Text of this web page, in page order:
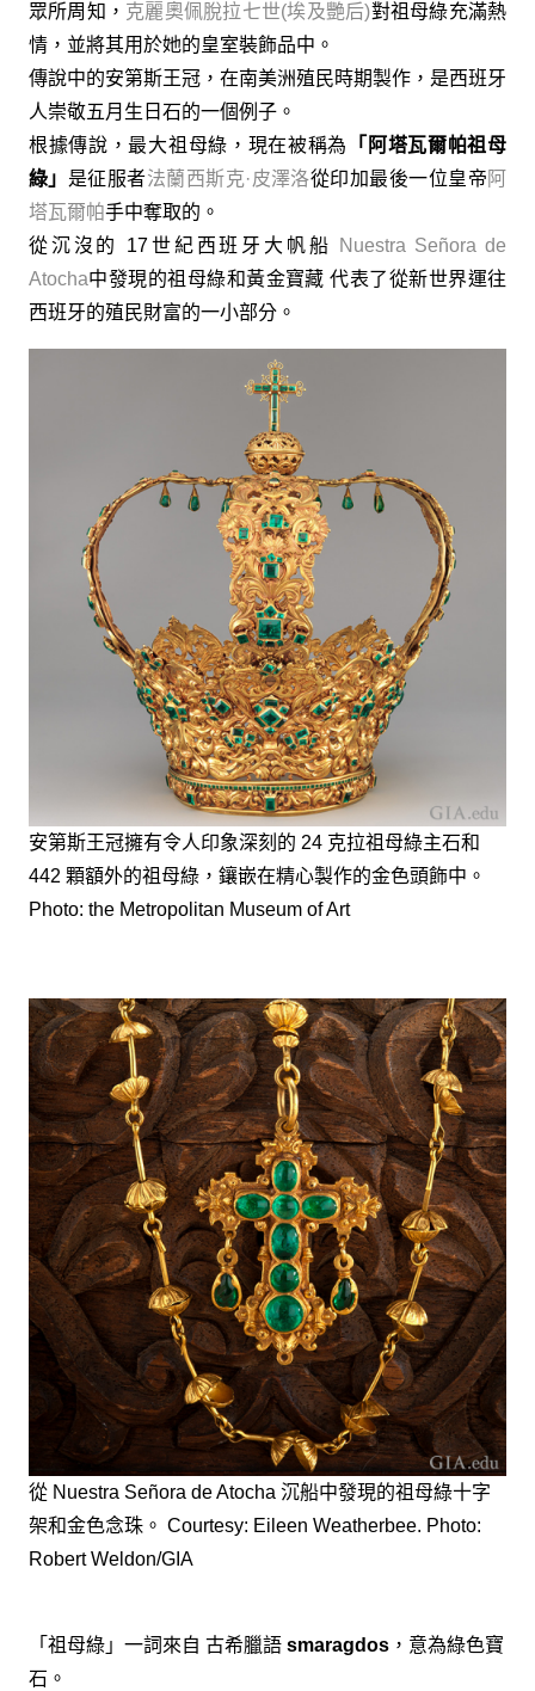
眾所周知， 克麗奧佩脫拉七世(埃及艷后)對祖母綠充滿熱
情，並將其用於她的皇室裝飾品中。
傳說中的安第斯王冠，在南美洲殖民時期製作，是西班牙
人崇敬五月生日石的一個例子。
根據傳說，最大祖母綠，現在被稱為
「阿塔瓦爾帕祖母
綠」 是征服者法蘭西斯克·皮澤洛從印加最後一位皇帝 阿
塔瓦爾帕手中奪取的。
從沉沒的 17世紀西班牙大帆船 Nuestra Señora de
Atocha中發現的祖母綠和黃金寶藏 代表了從新世界運往
西班牙的殖民財富的一小部分。
安第斯王冠擁有令人印象深刻的 24 克拉祖母綠主石和
442 顆額外的祖母綠，鑲嵌在精心製作的金色頭飾中。
Photo: the Metropolitan Museum of Art
從 Nuestra Señora de Atocha 沉船中發現的祖母綠十字
架和金色念珠。 Courtesy: Eileen Weatherbee. Photo:
Robert Weldon/GIA
「祖母綠」一詞來自 古希臘語 smaragdos ，意為綠色寶
石。